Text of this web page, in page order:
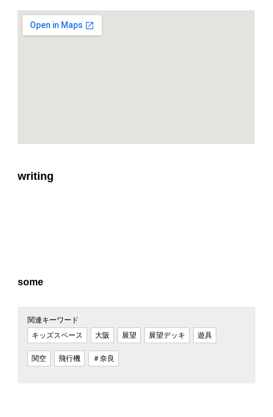
writing
some
関連キーワード
キッズスペース
大阪 展望 展望デッキ 遊具
関空 飛行機 ＃奈良